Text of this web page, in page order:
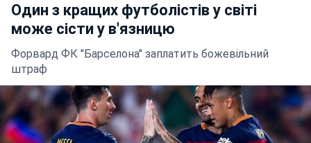
Один з кращих футболістів у світі
може сісти у в'язницю
Форвард ФК "Барселона" заплатить божевільний
штраф